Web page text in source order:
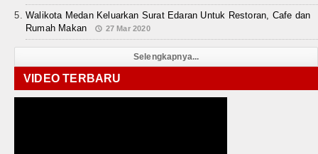
Walikota Medan Keluarkan Surat Edaran Untuk Restoran, Cafe dan
Rumah Makan
27 Mar 2020
Selengkapnya...
VIDEO TERBARU